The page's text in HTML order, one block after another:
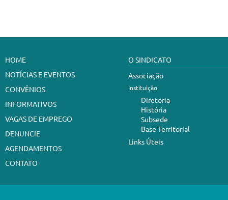
HOME
NOTÍCIAS E EVENTOS
CONVÊNIOS
INFORMATIVOS
VAGAS DE EMPREGO
DENUNCIE
AGENDAMENTOS
CONTATO
O SINDICATO
Associação
Instituição
Diretoria
História
Subsede
Base Territorial
Links Úteis